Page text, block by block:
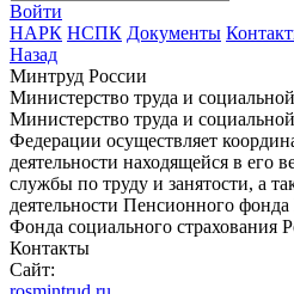
Войти
НАРК НСПК Документы
Назад
Минтруд России
Министерство труда и
Министерство труда и
Федерации осуществляет
деятельности находящейся в его
службы по труду и занятости, а
деятельности Пенсионного
Фонда социального страхования
Контакты
Сайт: